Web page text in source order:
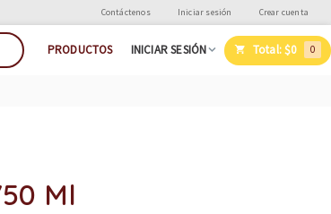
Contáctenos Iniciar sesión Crear cuenta
PRODUCTOS INICIAR SESIÓN Total:$0 0
Ml